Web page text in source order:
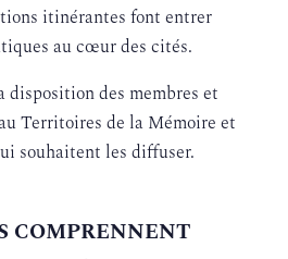
itinérantes font entrer
au cœur des cités.
disposition des membres et
Territoires de la Mémoire et
souhaitent les diffuser.
COMPRENNENT